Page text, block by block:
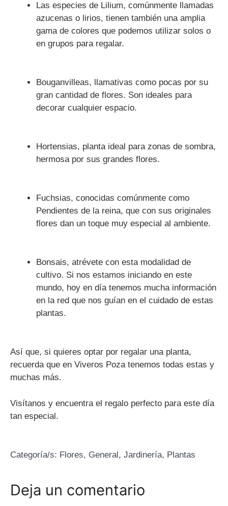
Las especies de Lilium, comúnmente llamadas
azucenas o lirios, tienen también una amplia
gama de colores que podemos utilizar solos o
en grupos para regalar.
Bouganvilleas, llamativas como pocas por su
gran cantidad de flores. Son ideales para
decorar cualquier espacio.
Hortensias, planta ideal para zonas de sombra,
hermosa por sus grandes flores.
Fuchsias, conocidas comúnmente como
Pendientes de la reina, que con sus originales
flores dan un toque muy especial al ambiente.
Bonsais, atrévete con esta modalidad de
cultivo. Si nos estamos iniciando en este
mundo, hoy en día tenemos mucha información
en la red que nos guían en el cuidado de estas
plantas.
Así que, si quieres optar por regalar una planta,
recuerda que en Viveros Poza tenemos todas estas y
muchas más.
Visítanos y encuentra el regalo perfecto para este día
tan especial.
Categoría/s: Flores, General, Jardinería, Plantas
Deja un comentario